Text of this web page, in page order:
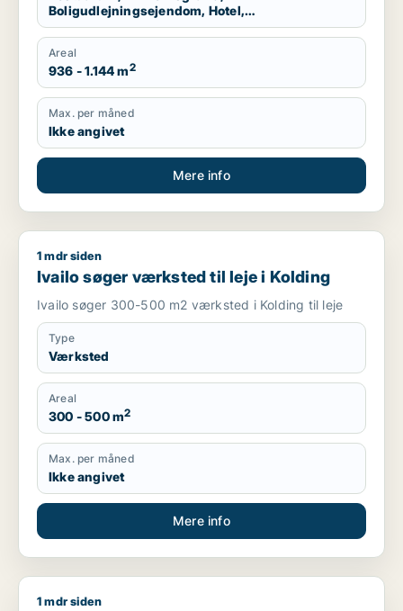
Boligudlejningsejendom, Hotel,
Produktionslokaler, Garage
Areal
936 - 1.144 m2
Max. per måned
Ikke angivet
Mere info
Ivailo søger værksted til leje i Kolding
1 mdr siden
Ivailo søger værksted til leje i Kolding
Ivailo søger 300-500 m2 værksted i Kolding til leje
Type
Værksted
Areal
300 - 500 m2
Max. per måned
Ikke angivet
Mere info
Jan søger værksted, undervisningslokale eller
1 mdr siden